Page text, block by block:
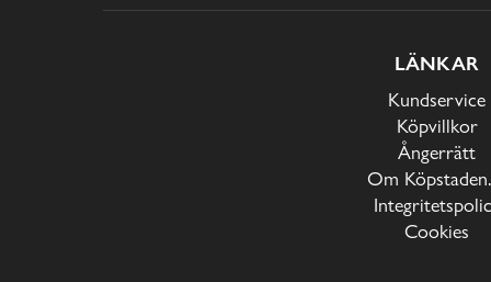
LÄNKAR
Kundservice
Köpvillkor
Ångerrätt
Om
Cookies